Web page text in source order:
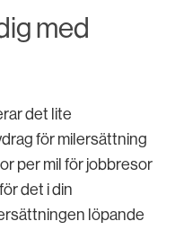
med
det lite
för milersättning
per mil för jobbresor
det i din
löpande